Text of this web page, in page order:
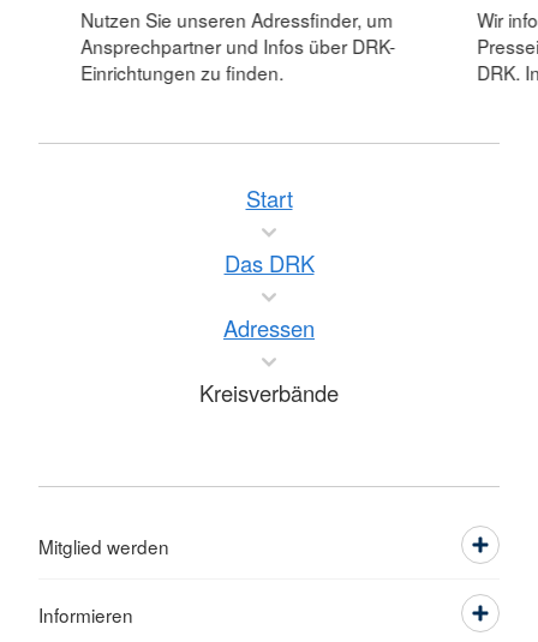
Nutzen Sie unseren Adressfinder, um
Ansprechpartner und Infos über DRK-
Einrichtungen zu finden.
Wir
DRK.
Start
Das DRK
Adressen
Kreisverbände
Mitglied werden
Informieren